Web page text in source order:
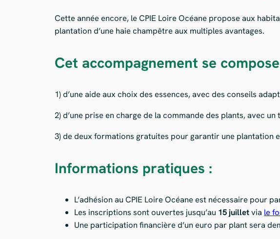
Cette année encore, le CPIE Loire Océane propose aux
plantation d’une haie champêtre aux multiples avantages.
Cet accompagnement se
1) d’une aide aux choix des essences, avec des conseils
2) d’une prise en charge de la commande des plants, avec
3) de deux formations gratuites pour garantir une plantation
Informations pratiques :
L’adhésion au CPIE Loire Océane est nécessaire pour
Les inscriptions sont ouvertes jusqu’au 15 juilletvia le
Une participation financière d’un euro par plant sera